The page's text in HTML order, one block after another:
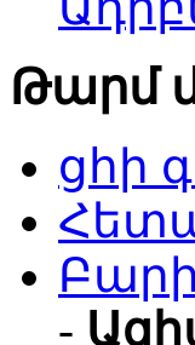
Թարմ
ցհի
-